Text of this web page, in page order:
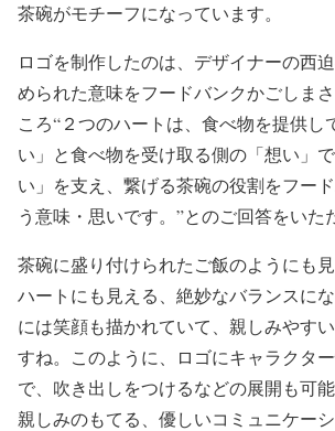
茶碗がモチーフになっています。
ロゴを制作したのは、デザイナーの西
められた意味をフードバンクかごしま
ころ“２つのハートは、食べ物を提供し
い」と食べ物を受け取る側の「想い」
い」を支え、繋げる茶碗の役割をフー
う意味・思いです。”とのご回答をいた
茶碗に盛り付けられたご飯のようにも
ハートにも見える、絶妙なバランスに
には笑顔も描かれていて、親しみやす
すね。このように、ロゴにキャラクタ
で、吹き出しをつけるなどの展開も可能
親しみのもてる、優しいコミュニケー